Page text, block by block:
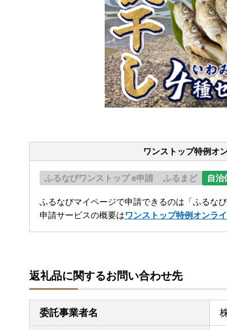
ワンストップ特例オ
ふるなびワンストップ e申請 ふるまど 自治
ふるなびマイページで申請できるのは「ふるな
申請サービスの概要はワンストップ特例オンラ
返礼品に関するお問い合わせ先
委託事業者名